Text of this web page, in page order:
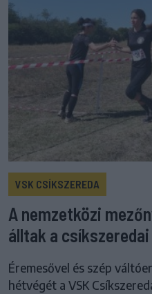
VSK CSÍKSZEREDA
A nemzetközi
álltak a
Éremesővel és szép
hétvégét a VSK